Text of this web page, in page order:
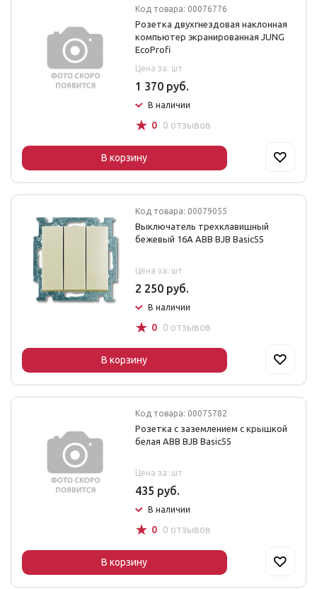
Код товара: 00076776
Розетка двухгнездовая наклонная
компьютер экранированная JUNG
EcoProfi
Цена за: шт
1 370 руб.
В наличии
☆ 0 0 отзывов
В корзину
Код товара: 00079055
Выключатель трехклавишный
бежевый 16А ABB BJB Basic55
Цена за: шт
2 250 руб.
В наличии
☆ 0 0 отзывов
В корзину
Код товара: 00075782
Розетка с заземлением с крышкой
белая ABB BJB Basic55
Цена за: шт
435 руб.
В наличии
☆ 0 0 отзывов
В корзину